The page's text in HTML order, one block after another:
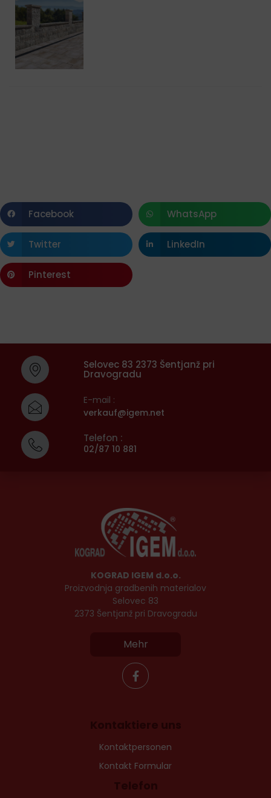
Facebook WhatsApp
Twitter LinkedIn
Pinterest
Selovec 83 2373 Šentjanž pri
Dravogradu
E-mail :
verkauf@igem.net
Telefon :
02/87 10 881
KOGRAD IGEM d.o.o.
Proizvodnja gradbenih materialov
Selovec 83
2373 Šentjanž pri Dravogradu
Mehr
Kontaktiere uns
Kontaktpersonen
Kontakt Formular
Telefon